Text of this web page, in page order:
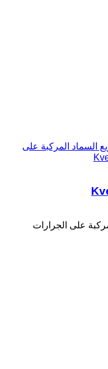
السماد المركبة على
على الجرارات